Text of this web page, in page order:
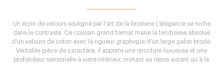
Un écrin de velours souligné par l'art de la broderie L'élégance se niche
dans le contraste. Ce coussin grand format marie la tendresse absolue
d'un velours de coton avec la rigueur graphique d'un large galon brodé.
Véritable pièce de caractère, il apporte une structure luxueuse et une
profondeur sensorielle à votre intérieur, invitant au repos autant qu'à la